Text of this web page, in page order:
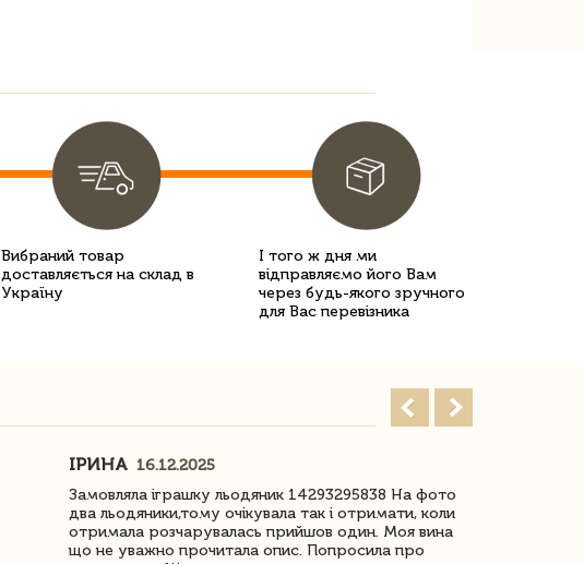
Вибраний товар
доставляється на склад в
Україну
І того ж дня ми
відправляємо його Вам
через будь-якого зручного
для Вас перевізника
ІРИНА 16.12.2025
Замовляла іграшку льодяник 14293295838 На фото
два льодяники,тому очікувала так і отримати, коли
отримала розчарувалась прийшов один. Моя вина
що не уважно прочитала опис. Попросила про